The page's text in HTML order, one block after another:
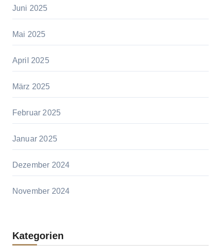
Juni 2025
Mai 2025
April 2025
März 2025
Februar 2025
Januar 2025
Dezember 2024
November 2024
Kategorien